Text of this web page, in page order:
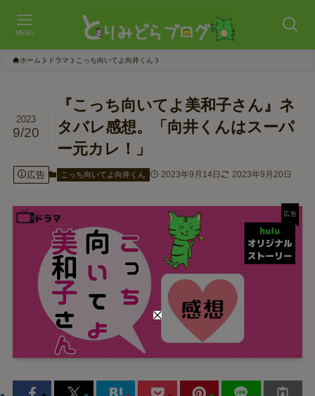
MENU
ホーム ドラマ こっち向いてよ向井くん
『こっち向いてよ美和子さん』ネ
タバレ感想。「向井くんはスーパ
ー元カレ！」
2023
9/20
広告 こっち向いてよ向井くん 2023年9月14日 2023年9月20日